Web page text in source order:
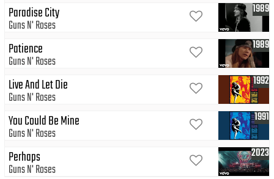
1989
Paradise City
Guns N' Roses
1989
Patience
Guns N' Roses
1992
Live And Let Die
Guns N' Roses
1991
You Could Be Mine
Guns N' Roses
2023
Perhaps
Guns N' Roses